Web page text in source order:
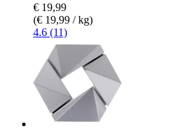
€ 19,99
(€ 19,99 / kg)
4.6 (11)